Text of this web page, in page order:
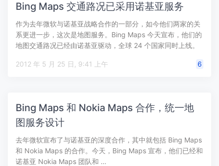
Bing Maps 交通路况已采用诺基亚服务
作为去年微软与诺基亚战略合作的一部分，如今他们两家的关
系更进一步，这次是地图服务。Bing Maps 今天宣布，他们的
地图交通路况已经由诺基亚驱动，全球 24 个国家同时上线。
2012 年 5 月 25 日, 9:41 上午
6
Bing Maps 和 Nokia Maps 合作，统一地
图服务设计
去年微软宣布了与诺基亚的深度合作，其中就包括 Bing Maps
和 Nokia Maps 的合作。今天，Bing Maps 宣布，他们已经和
诺基亚 Nokia Maps 团队和 …